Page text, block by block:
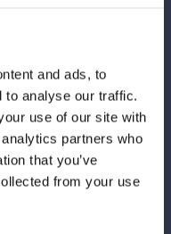
and ads, to
to analyse our traffic.
use of our site with
partners who
that you’ve
from your use
sicure
CARICHI
DEL CLIENTE